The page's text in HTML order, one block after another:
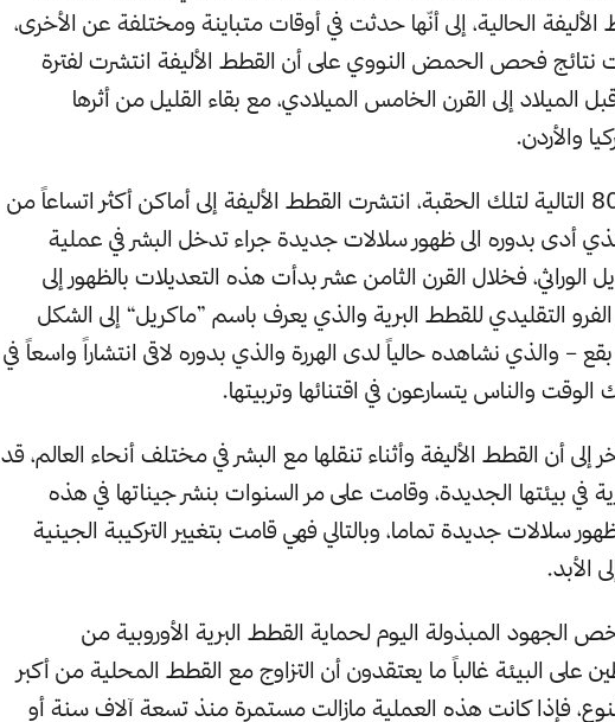
الحالية، إلى أنّها حدثت في أوقات متباينة ومختلفة عن الأخرى،
نتائج فحص الحمض النووي على أن القطط الأليفة انتشرت لفترة
ما بين 1500 قبل الميلاد إلى القرن الخامس الميلادي، مع بقاء القليل من أثرها
والأردن.
على مدى السنوات 800 التالية لتلك الحقبة، انتشرت القطط الأليفة إلى أماكن أكثر اتساعاً من
الذي أدى بدوره الى ظهور سلالات جديدة جراء تدخل البشر في عملية
الوراثي، فخلال القرن الثامن عشر بدأت هذه التعديلات بالظهور إلى
التقليدي للقطط البرية والذي يعرف باسم ”ماكريل“ إلى الشكل
– والذي نشاهده حالياً لدى الهررة والذي بدوره لاقى انتشاراً واسعاً في
والناس يتسارعون في اقتنائها وتربيتها.
أن القطط الأليفة وأثناء تنقلها مع البشر في مختلف أنحاء العالم، قد
في بيئتها الجديدة، وقامت على مر السنوات بنشر جيناتها في هذه
سلالات جديدة تماما، وبالتالي فهي قامت بتغيير التركيبة الجينية
الأبد.
الجهود المبذولة اليوم لحماية القطط البرية الأوروبية من
على البيئة غالباً ما يعتقدون أن التزاوج مع القطط المحلية من أكبر
فإذا كانت هذه العملية مازالت مستمرة منذ تسعة آلاف سنة أو